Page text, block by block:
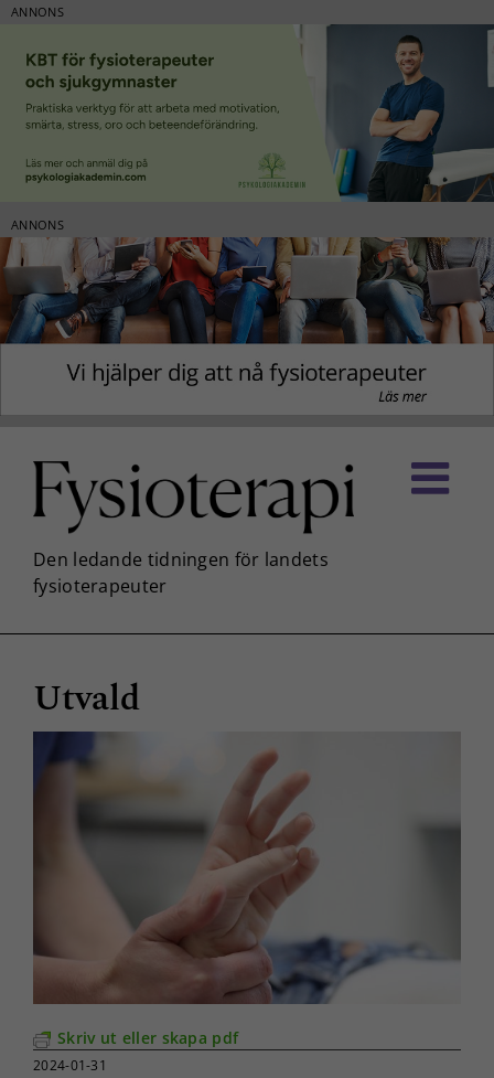
ANNONS
ANNONS
innehållet
Utvald
Skriv ut eller skapa pdf
2024-01-31